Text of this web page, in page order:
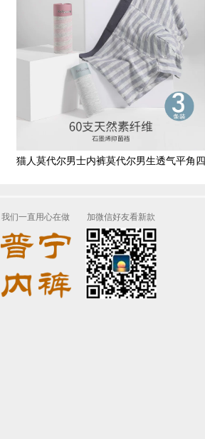
猫人莫代尔男士内裤莫代尔男生透气平角四
我们一直用心在做 加微信好友看新款